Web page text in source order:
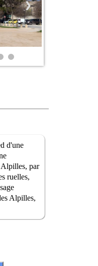
❯
d'une
Alpilles, par
ruelles,
Alpilles,